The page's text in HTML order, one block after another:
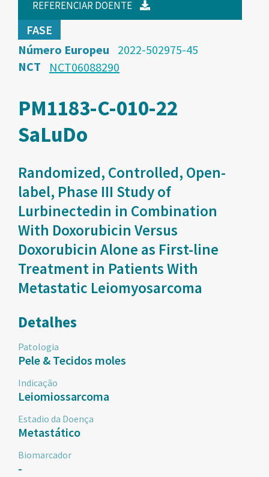
REFERENCIAR DOENTE
FASE
Número Europeu
2022-502975-45
NCT
NCT06088290
PM1183-C-010-22
SaLuDo
Randomized, Controlled, Open-
label, Phase III Study of
Lurbinectedin in Combination
With Doxorubicin Versus
Doxorubicin Alone as First-line
Treatment in Patients With
Metastatic Leiomyosarcoma
Detalhes
Patologia
Pele & Tecidos moles
Indicação
Leiomiossarcoma
Estadio da Doença
Metastático
Biomarcador
-